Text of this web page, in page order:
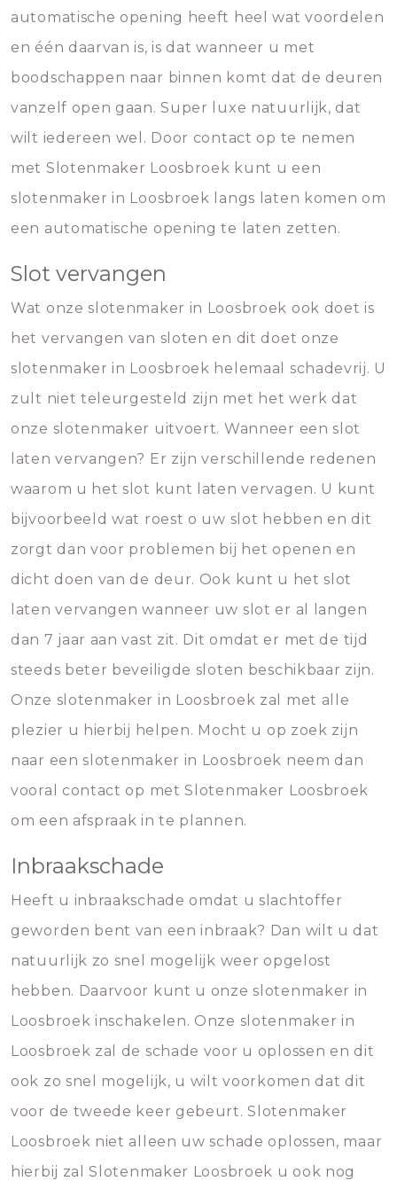
automatische opening heeft heel wat voordelen
en één daarvan is, is dat wanneer u met
boodschappen naar binnen komt dat de deuren
vanzelf open gaan. Super luxe natuurlijk, dat
wilt iedereen wel. Door contact op te nemen
met Slotenmaker Loosbroek kunt u een
slotenmaker in Loosbroek langs laten komen om
een automatische opening te laten zetten.
Slot vervangen
Wat onze slotenmaker in Loosbroek ook doet is
het vervangen van sloten en dit doet onze
slotenmaker in Loosbroek helemaal schadevrij. U
zult niet teleurgesteld zijn met het werk dat
onze slotenmaker uitvoert. Wanneer een slot
laten vervangen? Er zijn verschillende redenen
waarom u het slot kunt laten vervagen. U kunt
bijvoorbeeld wat roest o uw slot hebben en dit
zorgt dan voor problemen bij het openen en
dicht doen van de deur. Ook kunt u het slot
laten vervangen wanneer uw slot er al langen
dan 7 jaar aan vast zit. Dit omdat er met de tijd
steeds beter beveiligde sloten beschikbaar zijn.
Onze slotenmaker in Loosbroek zal met alle
plezier u hierbij helpen. Mocht u op zoek zijn
naar een slotenmaker in Loosbroek neem dan
vooral contact op met Slotenmaker Loosbroek
om een afspraak in te plannen.
Inbraakschade
Heeft u inbraakschade omdat u slachtoffer
geworden bent van een inbraak? Dan wilt u dat
natuurlijk zo snel mogelijk weer opgelost
hebben. Daarvoor kunt u onze slotenmaker in
Loosbroek inschakelen. Onze slotenmaker in
Loosbroek zal de schade voor u oplossen en dit
ook zo snel mogelijk, u wilt voorkomen dat dit
voor de tweede keer gebeurt. Slotenmaker
Loosbroek niet alleen uw schade oplossen, maar
hierbij zal Slotenmaker Loosbroek u ook nog